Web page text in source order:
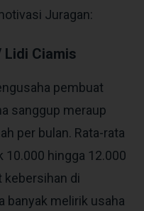
Juragan:
Lidi Ciamis
pembuat
sanggup meraup
per bulan. Rata-rata
10.000 hingga 12.000
kebersihan di
banyak melirik usaha